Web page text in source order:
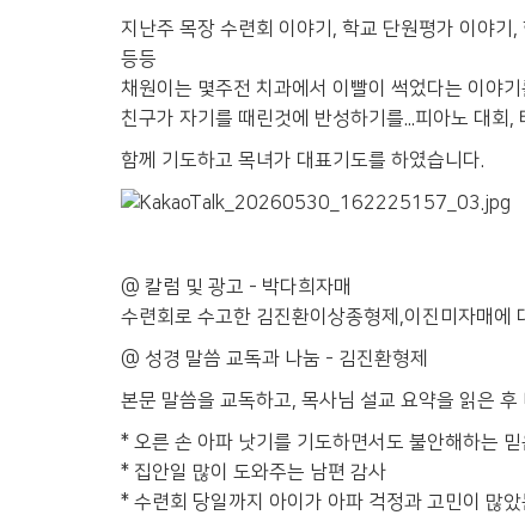
지난주 목장 수련회 이야기, 학교 단원평가 이야
등등
채원이는 몇주전 치과에서 이빨이 썩었다는 이야
친구가 자기를 때린것에 반성하기를...피아노 대회
함께 기도하고 목녀가 대표기도를 하였습니다.
@ 칼럼 및 광고 - 박다희자매
수련회로 수고한 김진환이상종형제,이진미자매에
@ 성경 말씀 교독과 나눔 - 김진환형제
본문 말씀을 교독하고, 목사님 설교 요약을 읽은 후
* 오른 손 아파 낫기를 기도하면서도 불안해하는
* 집안일 많이 도와주는 남편 감사
* 수련회 당일까지 아이가 아파 걱정과 고민이 많